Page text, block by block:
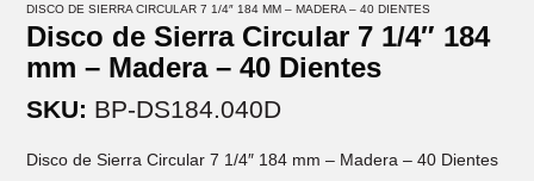
DISCO DE SIERRA CIRCULAR 7 1/4″ 184 MM – MADERA – 40 DIENTES
Disco de Sierra Circular 7 1/4″ 184
mm – Madera – 40 Dientes
SKU: BP-DS184.040D
Disco de Sierra Circular 7 1/4″ 184 mm – Madera – 40 Dientes